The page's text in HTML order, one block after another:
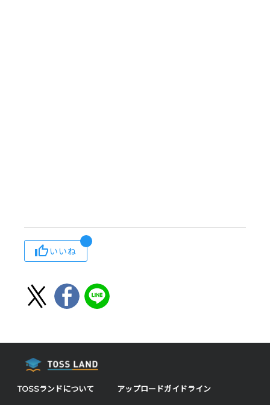
いいね
TOSSランドについて アップロードガイドライン